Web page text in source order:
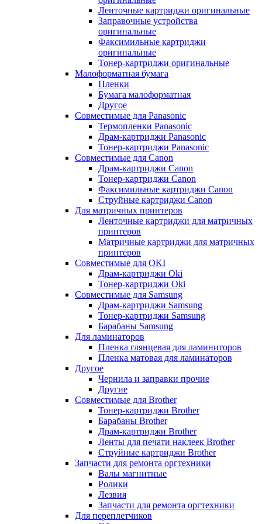
Ленточные картриджи оригинальные
Заправочные устройства
оригинальные
Факсимильные картриджи
оригинальные
Тонер-картриджи оригинальные
Малоформатная бумага
Пленки
Бумага малоформатная
Другое
Совместимые для Panasonic
Термопленки Panasonic
Драм-картриджи Panasonic
Тонер-картриджи Panasonic
Совместимые для Canon
Драм-картриджи Canon
Тонер-картриджи Canon
Факсимильные картриджи Canon
Струйные картриджи Canon
Для матричных принтеров
Ленточные картриджи для матричных
принтеров
Матричные картриджи для матричных
принтеров
Совместимые для OKI
Драм-картриджи Oki
Тонер-картриджи Oki
Совместимые для Samsung
Драм-картриджи Samsung
Тонер-картриджи Samsung
Барабаны Samsung
Для ламинаторов
Пленка глянцевая для ламиниторов
Пленка матовая для ламинаторов
Другое
Чернила и заправки прочие
Другие
Совместимые для Brother
Тонер-картриджи Brother
Барабаны Brother
Драм-картриджи Brother
Ленты для печати наклеек Brother
Струйные картриджи Brother
Запчасти для ремонта оргтехники
Валы магнитные
Ролики
Лезвия
Запчасти для ремонта оргтехники
Для переплетчиков